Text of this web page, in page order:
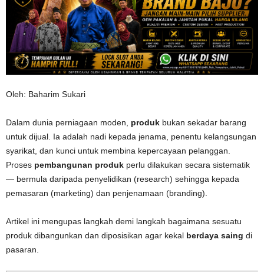
Oleh: Baharim Sukari
Dalam dunia perniagaan moden, produk bukan sekadar barang
untuk dijual. Ia adalah nadi kepada jenama, penentu kelangsungan
syarikat, dan kunci untuk membina kepercayaan pelanggan.
Proses pembangunan produk perlu dilakukan secara sistematik
— bermula daripada penyelidikan (research) sehingga kepada
pemasaran (marketing) dan penjenamaan (branding).
Artikel ini mengupas langkah demi langkah bagaimana sesuatu
produk dibangunkan dan diposisikan agar kekal berdaya saing di
pasaran.